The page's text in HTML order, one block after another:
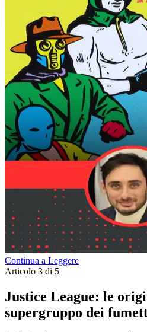
Continua a Leggere
Articolo 3 di 5
Justice League: le
supergruppo dei